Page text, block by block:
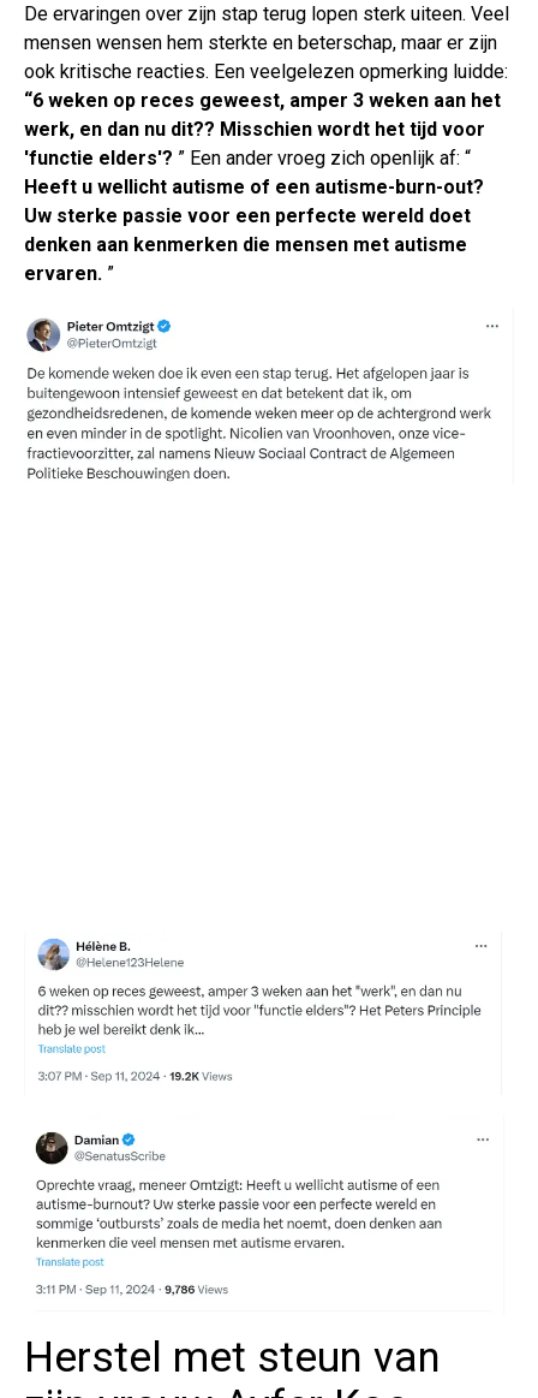
De ervaringen over zijn stap terug lopen sterk uiteen. Veel
mensen wensen hem sterkte en beterschap, maar er zijn
ook kritische reacties. Een veelgelezen opmerking luidde:
“6 weken op reces geweest, amper 3 weken aan het
werk, en dan nu dit?? Misschien wordt het tijd voor
'functie elders'? ” Een ander vroeg zich openlijk af: “
Heeft u wellicht autisme of een autisme-burn-out?
Uw sterke passie voor een perfecte wereld doet
denken aan kenmerken die mensen met autisme
ervaren. ”
Herstel met steun van